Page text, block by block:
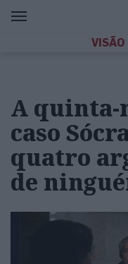
VISÃO
A
caso
quatro
de